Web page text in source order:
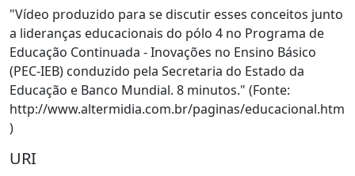
"Vídeo produzido para se discutir esses conceitos junto
a lideranças educacionais do pólo 4 no Programa de
Educação Continuada - Inovações no Ensino Básico
(PEC-IEB) conduzido pela Secretaria do Estado da
Educação e Banco Mundial. 8 minutos." (Fonte:
http://www.altermidia.com.br/paginas/educacional.htm
)
URI